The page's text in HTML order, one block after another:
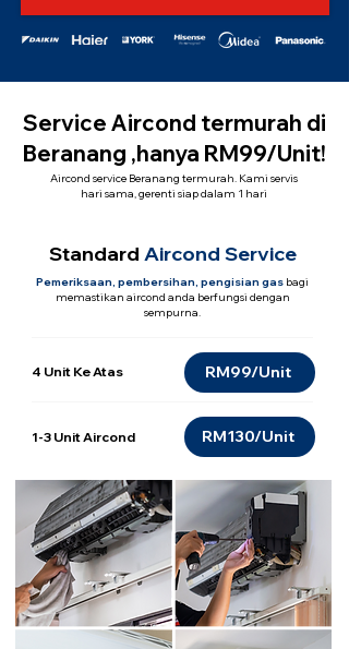
Service Aircond termurah di
Beranang ,hanya RM99/Unit!
Aircond service Beranang termurah. Kami servis
hari sama, gerenti siap dalam 1 hari
Standard Aircond Service
Pemeriksaan, pembersihan, pengisian gas bagi
memastikan aircond anda berfungsi dengan
sempurna.
4 Unit Ke Atas RM99/Unit
1-3 Unit Aircond RM130/Unit